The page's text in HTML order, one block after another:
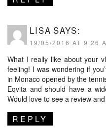
LISA SAYS:
19/05/2016 AT 9:26
What I really like about your
feeling! I was wondering if
in Monaco opened by the
Eqvita and should have a
Would love to see a review
REPLY